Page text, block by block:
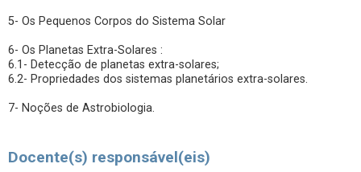
5- Os Pequenos Corpos do Sistema Solar
6- Os Planetas Extra-Solares :
6.1- Detecção de planetas extra-solares;
6.2- Propriedades dos sistemas planetários extra-solares.
7- Noções de Astrobiologia.
Docente(s) responsável(eis)